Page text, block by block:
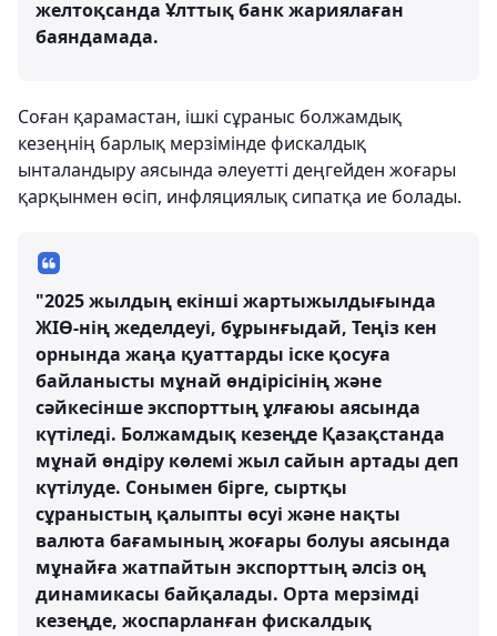
желтоқсанда Ұлттық банк жариялаған
баяндамада.
Соған қарамастан, ішкі сұраныс болжамдық
кезеңнің барлық мерзімінде фискалдық
ынталандыру аясында әлеуетті деңгейден жоғары
қарқынмен өсіп, инфляциялық сипатқа ие болады.
"2025 жылдың екінші жартыжылдығында
ЖІӨ-нің жеделдеуі, бұрынғыдай, Теңіз кен
орнында жаңа қуаттарды іске қосуға
байланысты мұнай өндірісінің және
сәйкесінше экспорттың ұлғаюы аясында
күтіледі. Болжамдық кезеңде Қазақстанда
мұнай өндіру көлемі жыл сайын артады деп
күтілуде. Сонымен бірге, сыртқы
сұраныстың қалыпты өсуі және нақты
валюта бағамының жоғары болуы аясында
мұнайға жатпайтын экспорттың әлсіз оң
динамикасы байқалады. Орта мерзімді
кезеңде, жоспарланған фискалдық